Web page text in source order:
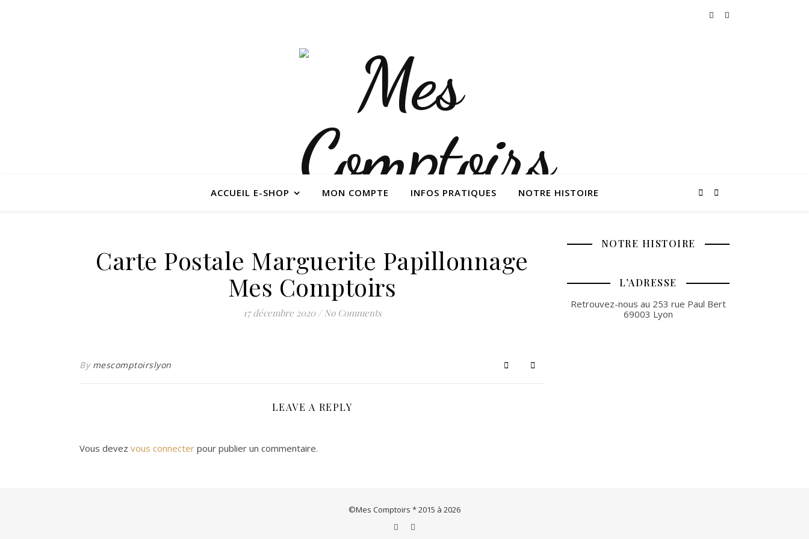
Le concept store de créations & artisanats français et européens
ACCUEIL E-SHOP MON COMPTE INFOS PRATIQUES NOTRE HISTOIRE
Carte Postale Marguerite Papillonnage
Mes Comptoirs
17 décembre 2020 / No Comments
By mescomptoirslyon
LEAVE A REPLY
Vous devez vous connecter pour publier un commentaire.
NOTRE HISTOIRE
L’ADRESSE
Retrouvez-nous au 253 rue Paul Bert
69003 Lyon
©Mes Comptoirs * 2015 à 2026